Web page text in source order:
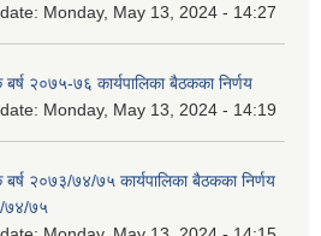
Monday, May 13, 2024 - 14:27
बर्ष २०७५-७६ कार्यपालिका बैठकका निर्णय
Monday, May 13, 2024 - 14:19
बर्ष २०७३/७४/७५ कार्यपालिका बैठकका निर्णय
७४/७५